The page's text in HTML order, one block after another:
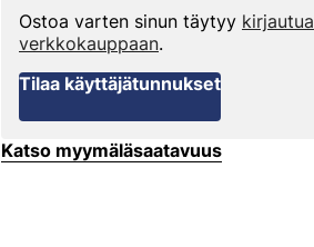
Ostoa varten sinun täytyy kirjautua
verkkokauppaan.
Tilaa käyttäjätunnukset
Katso myymäläsaatavuus